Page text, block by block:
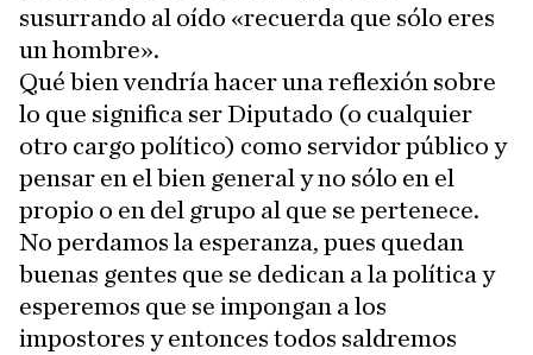
susurrando al oído «recuerda que sólo eres
un hombre».
Qué bien vendría hacer una reflexión sobre
lo que significa ser Diputado (o cualquier
otro cargo político) como servidor público y
pensar en el bien general y no sólo en el
propio o en del grupo al que se pertenece.
No perdamos la esperanza, pues quedan
buenas gentes que se dedican a la política y
esperemos que se impongan a los
impostores y entonces todos saldremos